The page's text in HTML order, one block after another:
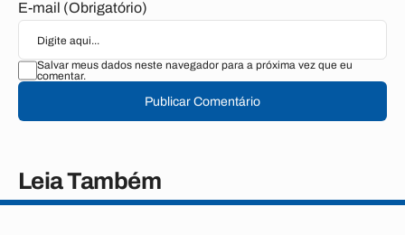
E-mail (Obrigatório)
Salvar meus dados neste navegador para a próxima vez que eu
comentar.
Publicar Comentário
Leia Também